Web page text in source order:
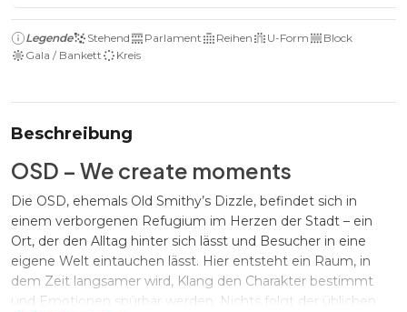
Legende Stehend Parlament Reihen U-Form
Block
Gala / Bankett
Kreis
Beschreibung
OSD – We create moments
Die OSD, ehemals Old Smithy’s Dizzle, befindet sich in
einem verborgenen Refugium im Herzen der Stadt – ein
Ort, der den Alltag hinter sich lässt und Besucher in eine
eigene Welt eintauchen lässt. Hier entsteht ein Raum, in
dem Zeit langsamer wird, Klang den Charakter bestimmt
und Emotionen spürbar werden. Nichts folgt der üblichen